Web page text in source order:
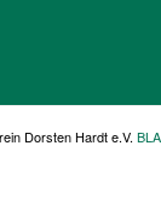
Dorsten Hardt e.V.